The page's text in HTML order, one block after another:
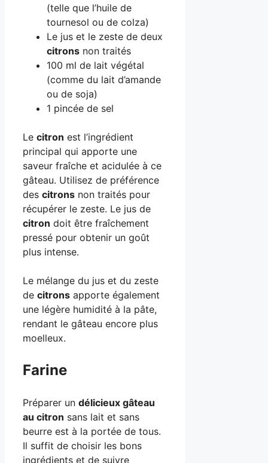
(telle que l’huile de
tournesol ou de colza)
Le jus et le zeste de deux
citrons non traités
100 ml de lait végétal
(comme du lait d’amande
ou de soja)
1 pincée de sel
Le citron est l’ingrédient
principal qui apporte une
saveur fraîche et acidulée à ce
gâteau. Utilisez de préférence
des citrons non traités pour
récupérer le zeste. Le jus de
citron doit être fraîchement
pressé pour obtenir un goût
plus intense.
Le mélange du jus et du zeste
de citrons apporte également
une légère humidité à la pâte,
rendant le gâteau encore plus
moelleux.
Farine
Préparer un délicieux gâteau
au citron sans lait et sans
beurre est à la portée de tous.
Il suffit de choisir les bons
ingrédients et de suivre